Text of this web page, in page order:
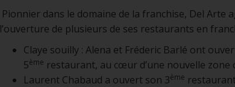
Pionnier dans le domaine de la franchise, Del Arte
l’ouverture de plusieurs de ses restaurants en
Claye souilly : Alena et Fréderic Barlé ont
5ème restaurant, au cœur d’une nouvelle zone
Laurent Chabaud a ouvert son 3ème